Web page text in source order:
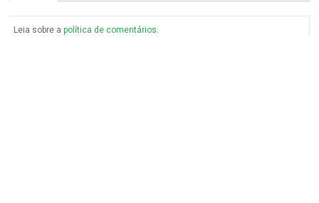
Leia sobre apolítica de comentários